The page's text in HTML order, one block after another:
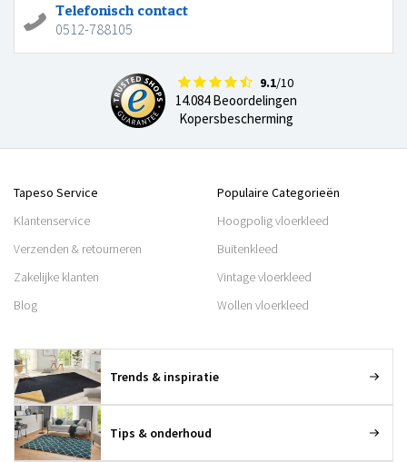
Telefonisch contact
0512-788105
9.1/10
14.084 Beoordelingen
Kopersbescherming
Tapeso Service
Klantenservice
Verzenden & retourneren
Zakelijke klanten
Blog
Populaire Categorieën
Hoogpolig vloerkleed
Buitenkleed
Vintage vloerkleed
Wollen vloerkleed
Trends & inspiratie
Tips & onderhoud